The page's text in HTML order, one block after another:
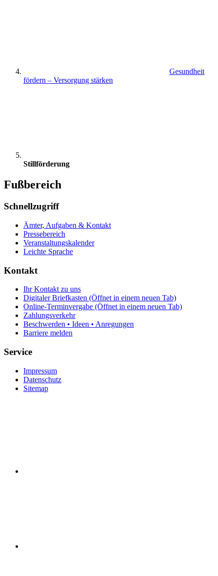
Gesundheit
fördern – Versorgung stärken
Stillförderung
Fußbereich
Schnellzugriff
Ämter, Aufgaben & Kontakt
Pressebereich
Veranstaltungskalender
Leichte Sprache
Kontakt
Ihr Kontakt zu uns
Digitaler Briefkasten (Öffnet in einem neuen Tab)
Online-Terminvergabe (Öffnet in einem neuen Tab)
Zahlungsverkehr
Beschwerden • Ideen • Anregungen
Barriere melden
Service
Impressum
Datenschutz
Sitemap